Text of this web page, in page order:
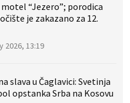
“Jezero”; porodica
je zakazano za 12.
2026, 13:19
slava u Čaglavici: Svetinja
opstanka Srba na Kosovu